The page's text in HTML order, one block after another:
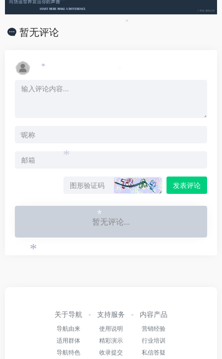
暂无评论
发表评论
暂无评论...
关于导航
导航由来
适用群体
导航特色
支持服务
使用说明
精彩演示
收录提交
内容产品
营销经验
行业培训
私信答疑
*
*